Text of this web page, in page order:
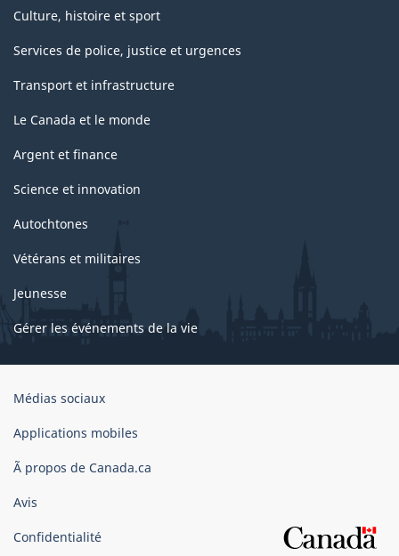
Culture, histoire et sport
Services de police, justice et urgences
Transport et infrastructure
Le Canada et le monde
Argent et finance
Science et innovation
Autochtones
Vétérans et militaires
Jeunesse
Gérer les événements de la vie
Organisation
gouvernement
Canada
Médias sociaux
Applications mobiles
Ã propos de Canada.ca
Avis
Confidentialité